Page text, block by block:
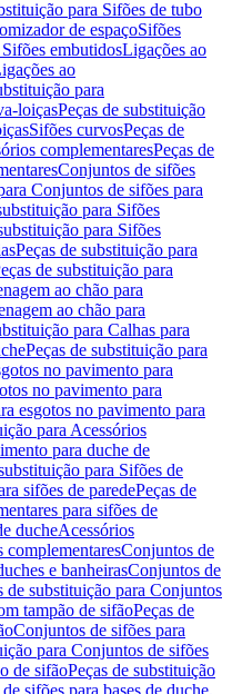
para Sifões de tubo
de espaçoSifões
embutidosLigações ao
ao
para
loiçasPeças de substituição
Sifões curvosPeças de
complementaresPeças de
Conjuntos de sifões
Conjuntos de sifões para
para Sifões
para Sifões
Peças de substituição para
de substituição para
ao chão para
ao chão para
para Calhas para
Peças de substituição para
no pavimento para
no pavimento para
esgotos no pavimento para
para Acessórios
para duche de
para Sifões de
sifões de paredePeças de
para sifões de
ducheAcessórios
complementaresConjuntos de
e banheirasConjuntos de
de substituição para Conjuntos
tampão de sifãoPeças de
Conjuntos de sifões para
para Conjuntos de sifões
de sifãoPeças de substituição
sifões para bases de duche,